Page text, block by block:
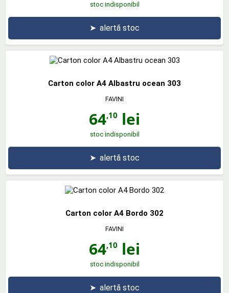
stoc indisponibil
➤ alertă stoc
Carton color A4 Albastru ocean 303
FAVINI
64,10 lei
stoc indisponibil
➤ alertă stoc
Carton color A4 Bordo 302
FAVINI
64,10 lei
stoc indisponibil
➤ alertă stoc